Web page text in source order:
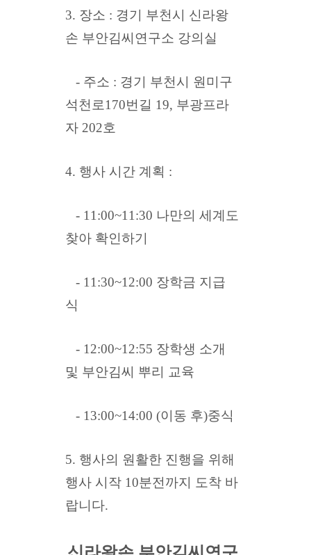
3. 장소 : 경기 부천시 신라왕
손 부안김씨연구소 강의실
- 주소 : 경기 부천시 원미구
석천로170번길 19, 부광프라
자 202호
4. 행사 시간 계획 :
- 11:00~11:30 나만의 세계도
찾아 확인하기
- 11:30~12:00 장학금 지급
식
- 12:00~12:55 장학생 소개
및 부안김씨 뿌리 교육
- 13:00~14:00 (이동 후)중식
5. 행사의 원활한 진행을 위해
행사 시작 10분전까지 도착 바
랍니다.